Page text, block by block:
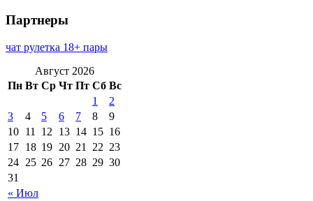
Партнеры
чат рулетка 18+ пары
Август 2026
Пн Вт Ср Чт Пт Сб Вс
« Июл
1
2
3
4 5 6 7 8
9
10 11 12 13 14 15 16
17 18 19 20 21 22 23
24 25 26 27 28 29 30
31